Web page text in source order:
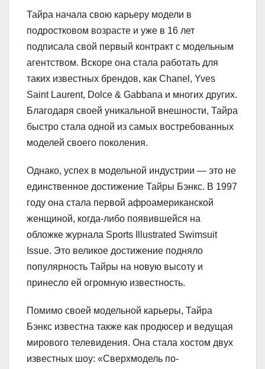
Тайра начала свою карьеру модели в
подростковом возрасте и уже в 16 лет
подписала свой первый контракт с модельным
агентством. Вскоре она стала работать для
таких известных брендов, как Chanel, Yves
Saint Laurent, Dolce & Gabbana и многих других.
Благодаря своей уникальной внешности, Тайра
быстро стала одной из самых востребованных
моделей своего поколения.
Однако, успех в модельной индустрии — это не
единственное достижение Тайры Бэнкс. В 1997
году она стала первой афроамериканской
женщиной, когда-либо появившейся на
обложке журнала Sports Illustrated Swimsuit
Issue. Это великое достижение подняло
популярность Тайры на новую высоту и
принесло ей огромную известность.
Помимо своей модельной карьеры, Тайра
Бэнкс известна также как продюсер и ведущая
мирового телевидения. Она стала хостом двух
известных шоу: «Сверхмодель по-